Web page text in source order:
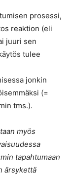
prosessi,
reaktion (eli
juuri sen
tulee
jonkin
(=
tms.).
myös
tapahtumaan
ärsykettä